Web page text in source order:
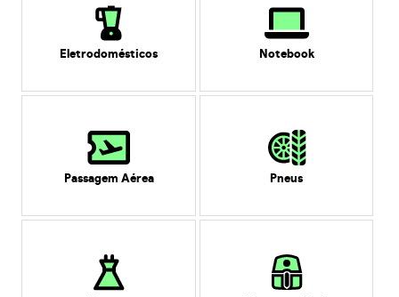
Eletrodomésticos Notebook
Passagem Aérea Pneus